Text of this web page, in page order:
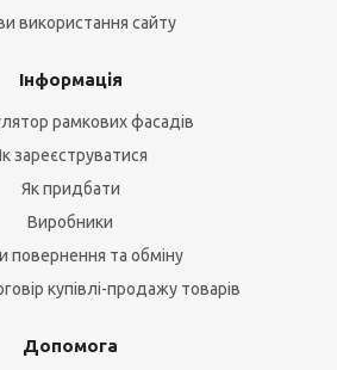
використання сайту
Інформація
рамкових фасадів
зареєструватися
Як придбати
Виробники
повернення та обміну
купівлі-продажу товарів
Допомога